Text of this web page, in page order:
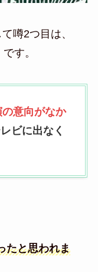
噂2つ目は、
す。
意向がなか
ビに出なく
たと思われま